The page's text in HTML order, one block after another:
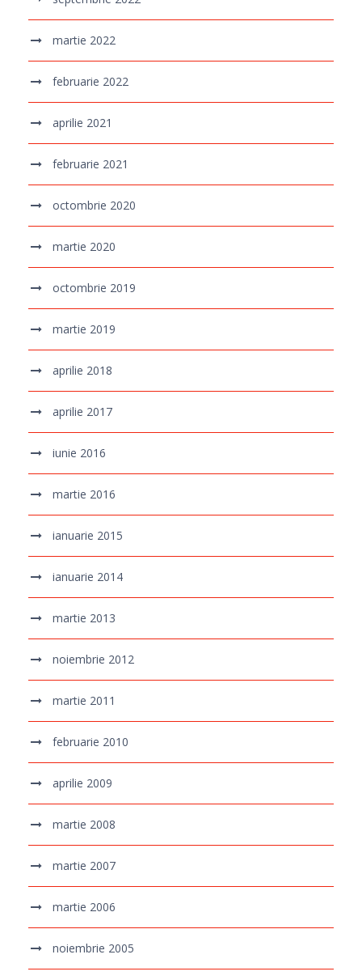
martie 2022
februarie 2022
aprilie 2021
februarie 2021
octombrie 2020
martie 2020
octombrie 2019
martie 2019
aprilie 2018
aprilie 2017
iunie 2016
martie 2016
ianuarie 2015
ianuarie 2014
martie 2013
noiembrie 2012
martie 2011
februarie 2010
aprilie 2009
martie 2008
martie 2007
martie 2006
noiembrie 2005